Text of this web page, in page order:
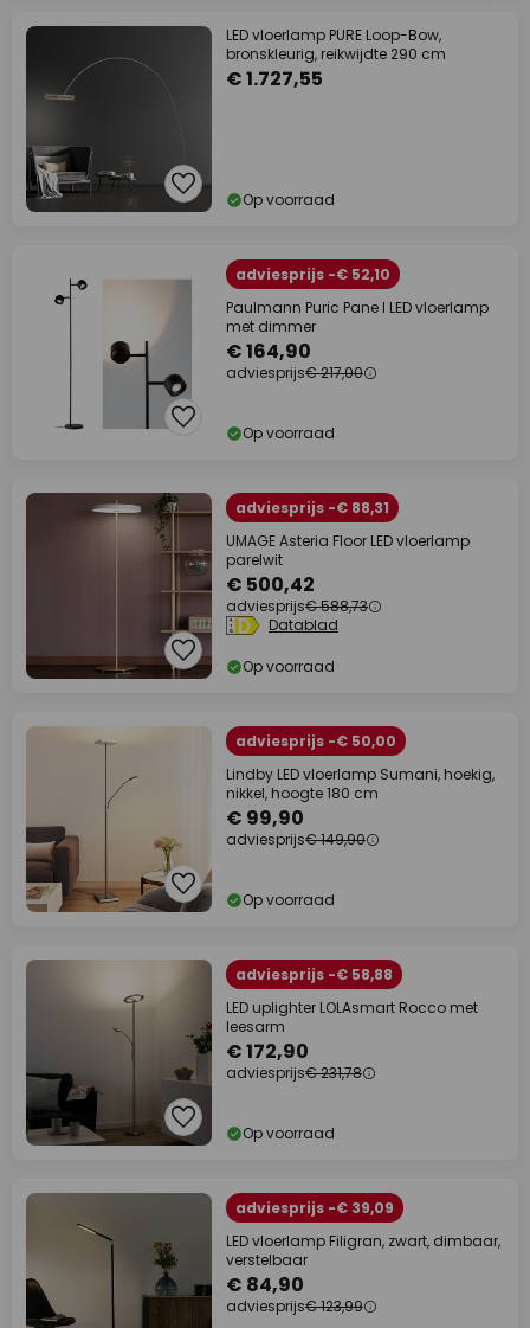
LED vloerlamp PURE Loop-Bow,
bronskleurig, reikwijdte 290 cm
€ 1.727,55
Op voorraad
adviesprijs -€ 52,10
Paulmann Puric Pane I LED vloerlamp
met dimmer
€ 164,90
adviesprijs€ 217,00
Op voorraad
adviesprijs -€ 88,31
UMAGE Asteria Floor LED vloerlamp
parelwit
€ 500,42
adviesprijs€ 588,73
Datablad
Op voorraad
adviesprijs -€ 50,00
Lindby LED vloerlamp Sumani, hoekig,
nikkel, hoogte 180 cm
€ 99,90
adviesprijs€ 149,90
Op voorraad
adviesprijs -€ 58,88
LED uplighter LOLAsmart Rocco met
leesarm
€ 172,90
adviesprijs€ 231,78
Op voorraad
adviesprijs -€ 39,09
LED vloerlamp Filigran, zwart, dimbaar,
verstelbaar
€ 84,90
adviesprijs€ 123,99